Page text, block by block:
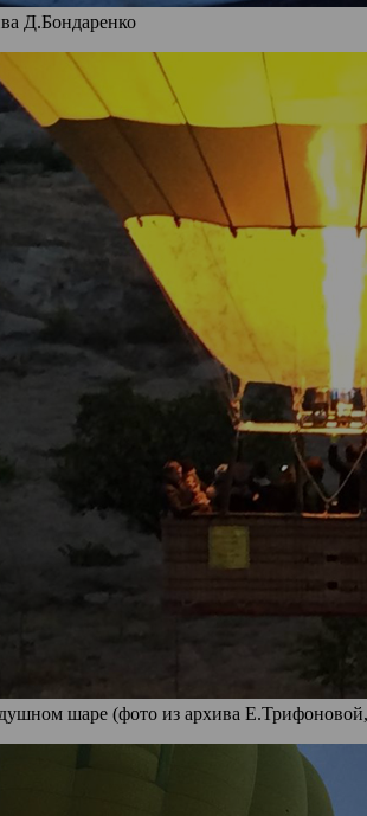
Д.Бондаренко
шаре (фото из архива